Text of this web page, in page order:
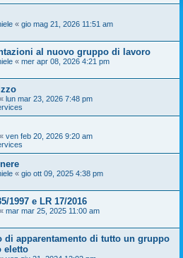
« gio mag 21, 2026 11:51 am
al nuovo gruppo di lavoro
« mer apr 08, 2026 4:21 pm
« lun mar 23, 2026 7:48 pm
« ven feb 20, 2026 9:20 am
« gio ott 09, 2025 4:38 pm
1997 e LR 17/2016
« mar mar 25, 2025 11:00 am
di apparentamento di tutto un gruppo
eletto